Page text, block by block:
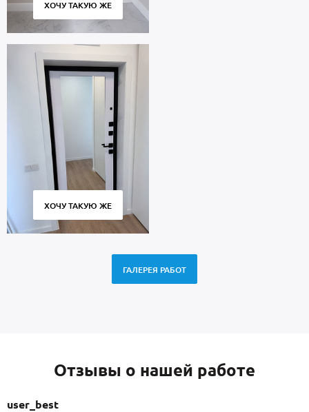
ХОЧУ ТАКУЮ ЖЕ
ХОЧУ ТАКУЮ ЖЕ
ГАЛЕРЕЯ РАБОТ
Отзывы о нашей работе
user_best